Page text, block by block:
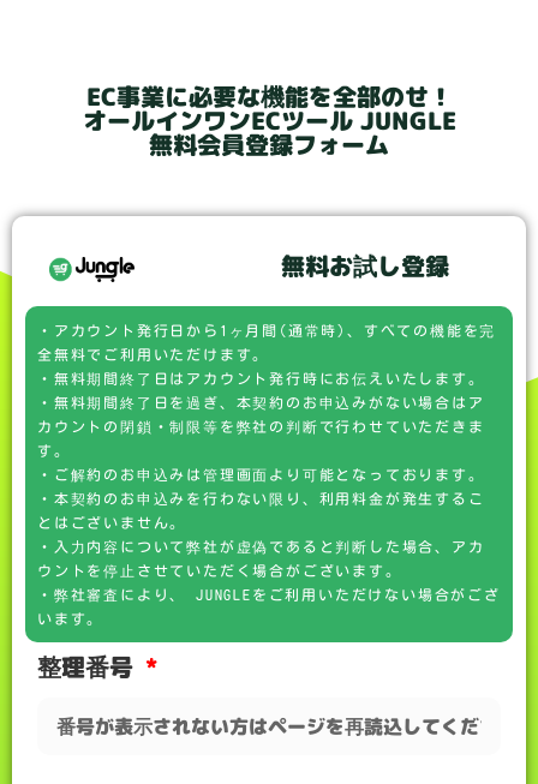
EC事業に必要な機能を全部のせ！
オールインワンECツール JUNGLE
無料会員登録フォーム
無料お試し登録
・アカウント発行日から1ヶ月間(通常時)、すべての機能を完
全無料でご利用いただけます。
・無料期間終了日はアカウント発行時にお伝えいたします。
・無料期間終了日を過ぎ、本契約のお申込みがない場合はア
カウントの閉鎖・制限等を弊社の判断で行わせていただきま
す。
・ご解約のお申込みは管理画面より可能となっております。
・本契約のお申込みを行わない限り、利用料金が発生するこ
とはございません。
・入力内容について弊社が虚偽であると判断した場合、アカ
ウントを停止させていただく場合がございます。
・弊社審査により、 JUNGLEをご利用いただけない場合がござ
います。
整理番号